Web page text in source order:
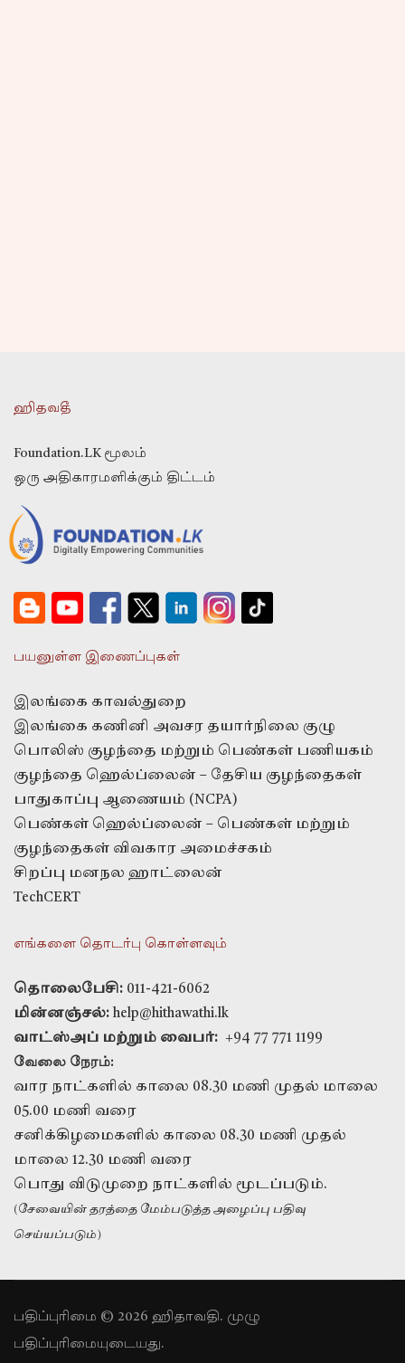
ஹிதவதீ
Foundation.LK மூலம்
ஒரு அதிகாரமளிக்கும் திட்டம்
பயனுள்ள இணைப்புகள்
இலங்கை காவல்துறை
இலங்கை கணினி அவசர தயார்நிலை குழு
பொலிஸ் குழந்தை மற்றும் பெண்கள் பணியகம்
குழந்தை ஹெல்ப்லைன் – தேசிய குழந்தைகள்
பாதுகாப்பு ஆணையம் (NCPA)
பெண்கள் ஹெல்ப்லைன் – பெண்கள் மற்றும்
குழந்தைகள் விவகார அமைச்சகம்
சிறப்பு மனநல ஹாட்லைன்
TechCERT
எங்களை தொடர்பு கொள்ளவும்
தொலைபேசி: 011-421-6062
மின்னஞ்சல்: help@hithawathi.lk
வாட்ஸ்அப் மற்றும் வைபர்: +94 77 771 1199
வேலை நேரம்:
வார நாட்களில் காலை 08.30 மணி முதல் மாலை
05.00 மணி வரை
சனிக்கிழமைகளில் காலை 08.30 மணி முதல்
மாலை 12.30 மணி வரை
பொது விடுமுறை நாட்களில் மூடப்படும்.
(சேவையின் தரத்தை மேம்படுத்த அழைப்பு பதிவு
செய்யப்படும்)
பதிப்புரிமை © 2026 ஹிதாவதி. முழு
பதிப்புரிமையுடையது.